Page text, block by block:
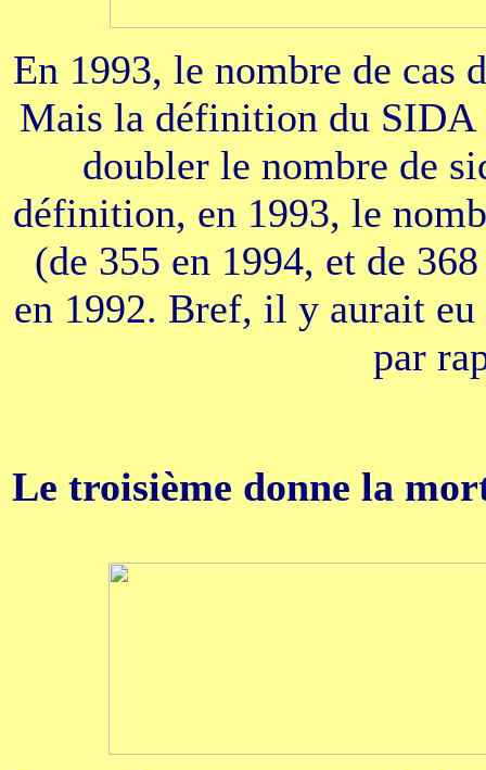
En 1993, le nombre de cas
Mais la définition du SIDA
doubler le nombre de
définition, en 1993, le
(de 355 en 1994, et de
en 1992. Bref, il y aurait
par
Le troisième donne la